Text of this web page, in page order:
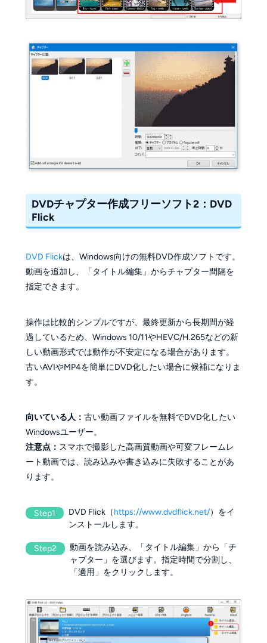
DVDチャプター作成フリーソフト2：DVD
Flick
DVD Flickは、Windows向けの無料DVD作成ソフトです。
動画を追加し、「タイトル編集」からチャプター間隔を
指定できます。
操作は比較的シンプルですが、最終更新から長期間が経
過しているため、Windows 10/11やHEVC/H.265などの新
しい動画形式では動作が不安定になる場合があります。
古いAVIやMP4を簡単にDVD化したい場合に候補になりま
す。
向いている人： 古い動画ファイルを無料でDVD化したい
Windowsユーザー。
注意点： スマホで撮影した高画質動画や可変フレームレ
ート動画では、読み込みや書き込みに失敗することがあ
ります。
Step1 DVD Flick（https://www.dvdflick.net/）をイ
ンストールします。
Step2
動画を読み込み、「タイトル編集」から「チ
ャプター」を選びます。指定時間で分割し、
「適用」をクリックします。